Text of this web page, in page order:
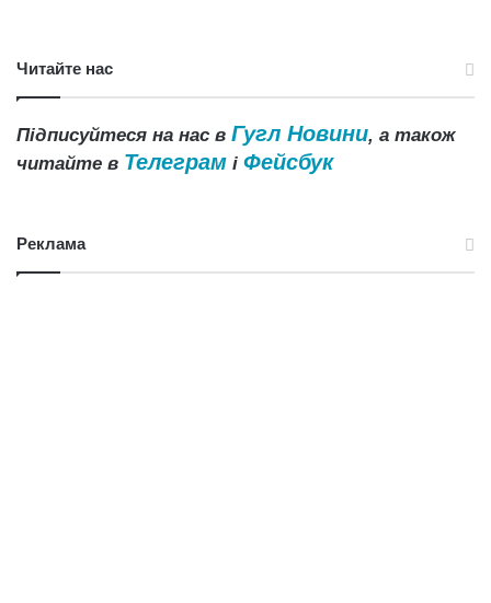
Читайте нас
Підписуйтеся на нас в Гугл Новини, а також
читайте в Телеграм і Фейсбук
Реклама